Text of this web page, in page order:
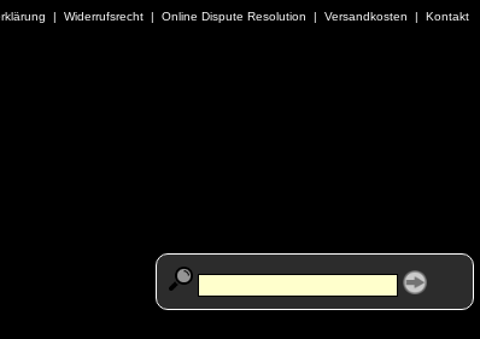
| Widerrufsrecht | Online Dispute Resolution | Versandkosten | Kontakt